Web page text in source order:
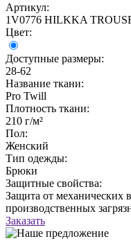
Артикул:
1V0776 HILKKA
Цвет:
Доступные размеры:
28-62
Название ткани:
Pro Twill
Плотность ткани:
210 г/м²
Пол:
Женский
Тип одежды:
Брюки
Защитные свойства:
Защита от механических
производственных
Заказать